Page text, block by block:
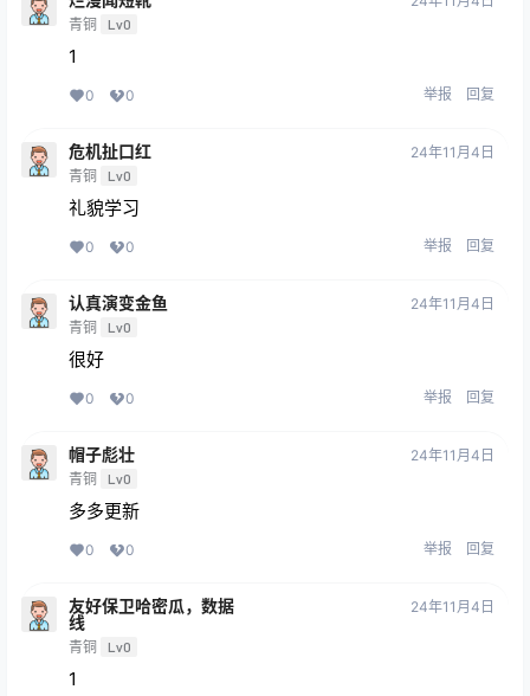
青铜 Lv0
1
0 0 举报 回复
危机扯口红
青铜 Lv0
24年11月4日
礼貌学习
0 0 举报 回复
认真演变金鱼
青铜 Lv0
24年11月4日
很好
0 0 举报 回复
帽子彪壮
青铜 Lv0
24年11月4日
多多更新
0 0 举报 回复
友好保卫哈密瓜，数据
线
青铜 Lv0
24年11月4日
1